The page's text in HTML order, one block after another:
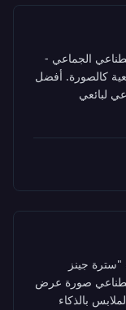
الجماعي -
كالصورة. أفضل
لبائعي
جينز
صورة عرض
بالذكاء